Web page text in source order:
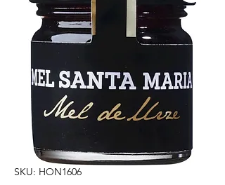
SKU: HON1606